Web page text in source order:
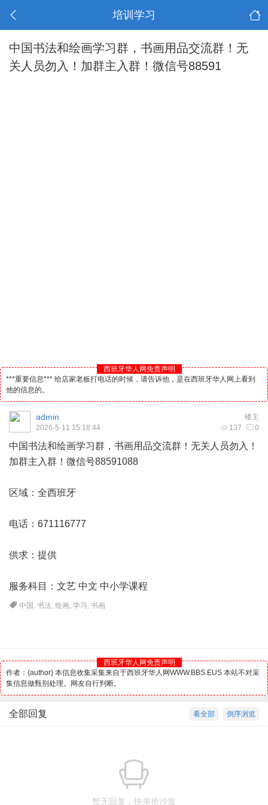
培训学习
中国书法和绘画学习群，书画用品交流群！无
关人员勿入！加群主入群！微信号88591
西班牙华人网免责声明
***重要信息*** 给店家老板打电话的时候，请告诉他，是在西班牙华人网上看到
他的信息的。
楼主
admin
137 0
2026-5-11 15:18:44
中国书法和绘画学习群，书画用品交流群！无关人员勿入！
加群主入群！微信号88591088
区域：全西班牙
电话：671116777
供求：提供
服务科目：文艺 中文 中小学课程
中国 ,书法,绘画,学习 ,书画
西班牙华人网免责声明
作者：{author} 本信息收集采集来自于西班牙华人网WWW.BBS.EUS 本站不对采
集信息做甄别处理。网友自行判断。
倒序浏览
看全部
全部回复
暂无回复，快来抢沙发